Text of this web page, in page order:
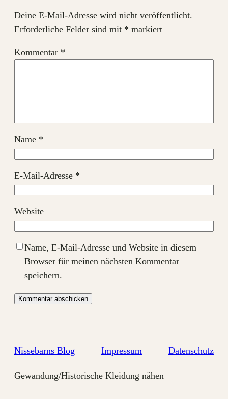
Deine E-Mail-Adresse wird nicht veröffentlicht.
Erforderliche Felder sind mit * markiert
Kommentar *
Name *
E-Mail-Adresse *
Website
Name, E-Mail-Adresse und Website in diesem
Browser für meinen nächsten Kommentar
speichern.
Nissebarns Blog Impressum Datenschutz
Gewandung/Historische Kleidung nähen